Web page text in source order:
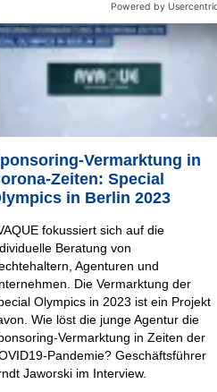
Vermarktung in
Zeiten: Special
in Berlin 2023
fokussiert sich auf die
Beratung von
Agenturen und
Die Vermarktung der
Olympics in 2023 ist ein Projekt
Wie löst die junge Agentur die
Vermarktung in Zeiten der
Pandemie? Geschäftsführer
Jaworski im Interview.